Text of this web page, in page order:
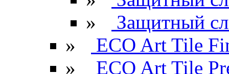
»
Защитный
»
ECO Art Tile
»
ECO Art Tile